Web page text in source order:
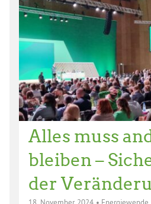
Alles muss
bleiben –
der